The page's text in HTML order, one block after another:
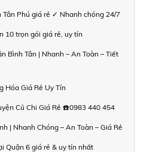
Phú giá rẻ ✓ Nhanh chóng 24/7
10 trọn gói giá rẻ, uy tín
Bình Tân | Nhanh – An Toàn – Tiết
Hóa Giá Rẻ Uy Tín
Củ Chi Giá Rẻ ☎️0983 440 454
| Nhanh Chóng – An Toàn – Giá Rẻ
Quận 6 giá rẻ & uy tín nhất